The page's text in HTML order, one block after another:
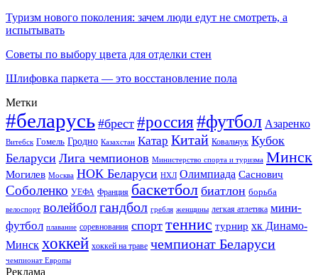
Туризм нового поколения: зачем люди едут не смотреть, а
испытывать
Советы по выбору цвета для отделки стен
Шлифовка паркета — это восстановление пола
Метки
#беларусь #брест #россия#футбол Азаренко
Витебск Гомель Гродно Казахстан Катар Китай Ковальчук Кубок
Беларуси Лига чемпионов Министерство спорта и туризма Минск
Могилев Москва НОК Беларуси НХЛ Олимпиада Саснович
Соболенко УЕФА Франция баскетбол биатлон борьба
велоспорт волейболгандбол гребля женщины легкая атлетика мини-
футбол плавание соревнования спорт теннис турнир хк Динамо-
Минск хоккей хоккей на траве чемпионат Беларуси
чемпионат Европы
Реклама